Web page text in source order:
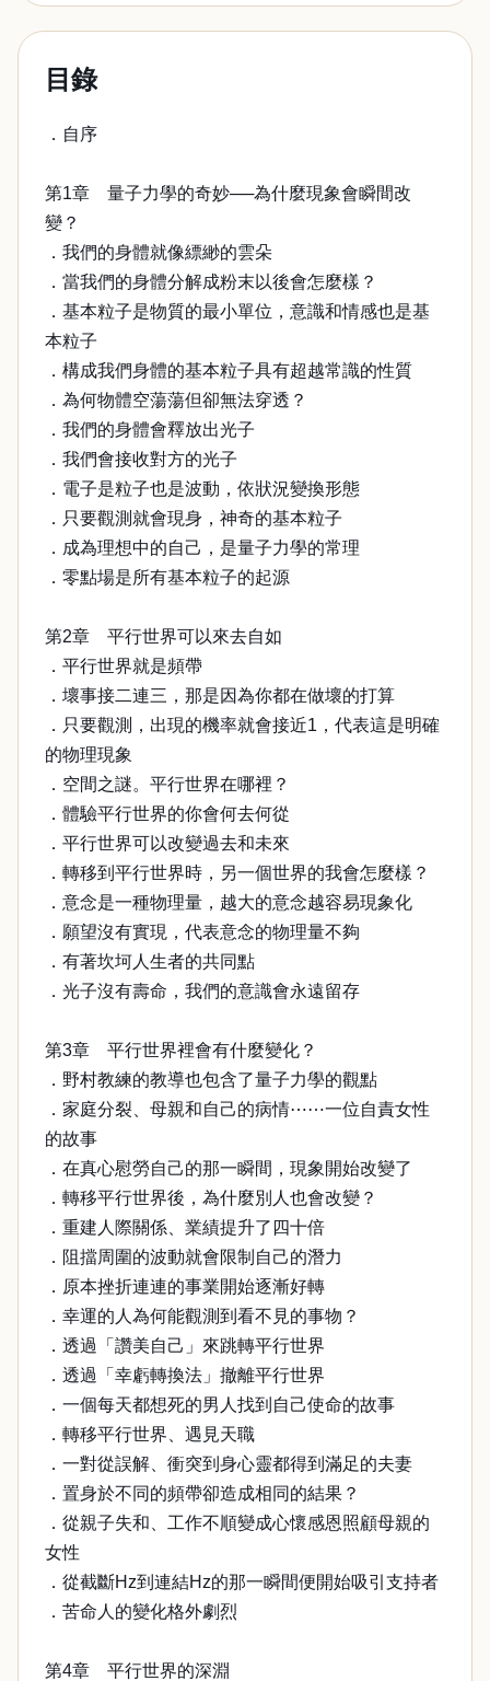
目錄
．自序
第1章 量子力學的奇妙──為什麼現象會瞬間改
變？
．我們的身體就像縹緲的雲朵
．當我們的身體分解成粉末以後會怎麼樣？
．基本粒子是物質的最小單位，意識和情感也是基
本粒子
．構成我們身體的基本粒子具有超越常識的性質
．為何物體空蕩蕩但卻無法穿透？
．我們的身體會釋放出光子
．我們會接收對方的光子
．電子是粒子也是波動，依狀況變換形態
．只要觀測就會現身，神奇的基本粒子
．成為理想中的自己，是量子力學的常理
．零點場是所有基本粒子的起源
第2章 平行世界可以來去自如
．平行世界就是頻帶
．壞事接二連三，那是因為你都在做壞的打算
．只要觀測，出現的機率就會接近1，代表這是明確
的物理現象
．空間之謎。平行世界在哪裡？
．體驗平行世界的你會何去何從
．平行世界可以改變過去和未來
．轉移到平行世界時，另一個世界的我會怎麼樣？
．意念是一種物理量，越大的意念越容易現象化
．願望沒有實現，代表意念的物理量不夠
．有著坎坷人生者的共同點
．光子沒有壽命，我們的意識會永遠留存
第3章 平行世界裡會有什麼變化？
．野村教練的教導也包含了量子力學的觀點
．家庭分裂、母親和自己的病情⋯⋯一位自責女性
的故事
．在真心慰勞自己的那一瞬間，現象開始改變了
．轉移平行世界後，為什麼別人也會改變？
．重建人際關係、業績提升了四十倍
．阻擋周圍的波動就會限制自己的潛力
．原本挫折連連的事業開始逐漸好轉
．幸運的人為何能觀測到看不見的事物？
．透過「讚美自己」來跳轉平行世界
．透過「幸虧轉換法」撤離平行世界
．一個每天都想死的男人找到自己使命的故事
．轉移平行世界、遇見天職
．一對從誤解、衝突到身心靈都得到滿足的夫妻
．置身於不同的頻帶卻造成相同的結果？
．從親子失和、工作不順變成心懷感恩照顧母親的
女性
．從截斷Hz到連結Hz的那一瞬間便開始吸引支持者
．苦命人的變化格外劇烈
第4章 平行世界的深淵